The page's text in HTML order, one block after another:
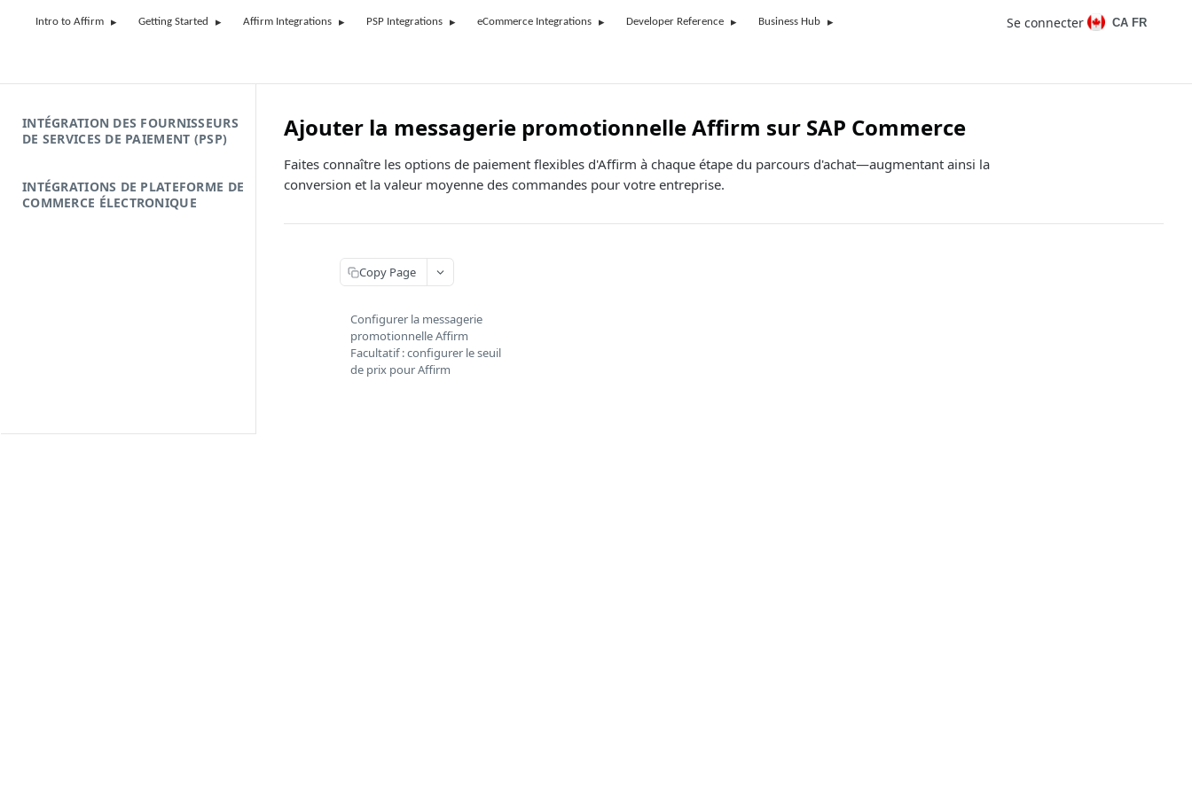
Intro to Affirm Getting Started Affirm Integrations PSP Integrations eCommerce Integrations Developer Reference Business Hub Se connecter CA FR
INTÉGRATION DES FOURNISSEURS
DE SERVICES DE PAIEMENT (PSP)
INTÉGRATIONS DE PLATEFORME DE
COMMERCE ÉLECTRONIQUE
Ajouter la messagerie promotionnelle Affirm sur SAP Commerce
Faites connaître les options de paiement flexibles d'Affirm à chaque étape du parcours d'achat—augmentant ainsi la
conversion et la valeur moyenne des commandes pour votre entreprise.
Copy Page
Configurer la messagerie
promotionnelle Affirm
Facultatif : configurer le seuil
de prix pour Affirm